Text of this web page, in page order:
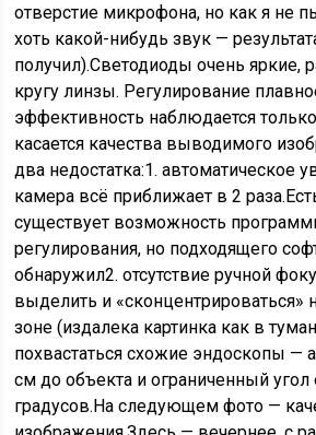
отверстие микрофона, но как я не
хоть какой-нибудь звук —
получил).Светодиоды очень яркие,
кругу линзы. Регулирование
эффективность наблюдается
касается качества выводимого
два недостатка:1. автоматическое
камера всё приближает в 2
существует возможность
регулирования, но подходящего
обнаружил2. отсутствие ручной
выделить и «сконцентрироваться»
зоне (издалека картинка как в
похвастаться схожие эндоскопы —
см до объекта и ограниченный угол
градусов.На следующем фото —